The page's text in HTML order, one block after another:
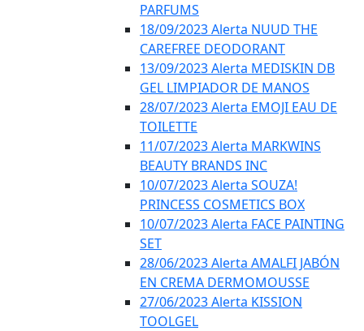
PARFUMS
18/09/2023 Alerta NUUD THE
CAREFREE DEODORANT
13/09/2023 Alerta MEDISKIN DB
GEL LIMPIADOR DE MANOS
28/07/2023 Alerta EMOJI EAU DE
TOILETTE
11/07/2023 Alerta MARKWINS
BEAUTY BRANDS INC
10/07/2023 Alerta SOUZA!
PRINCESS COSMETICS BOX
10/07/2023 Alerta FACE PAINTING
SET
28/06/2023 Alerta AMALFI JABÓN
EN CREMA DERMOMOUSSE
27/06/2023 Alerta KISSION
TOOLGEL